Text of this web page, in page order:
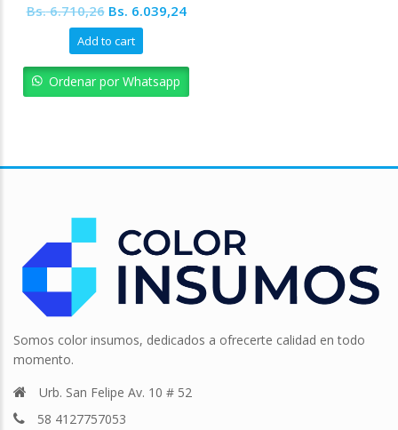
Bs.6.710,26 Original
price
was:
Bs. 6.710,26.
Bs. 6.039,24Current
Bs. 6.039,24.
Add to cart
Ordenar por Whatsapp
Somos color insumos, dedicados a ofrecerte calidad en todo
momento.
Urb. San Felipe Av. 10 # 52
58 4127757053